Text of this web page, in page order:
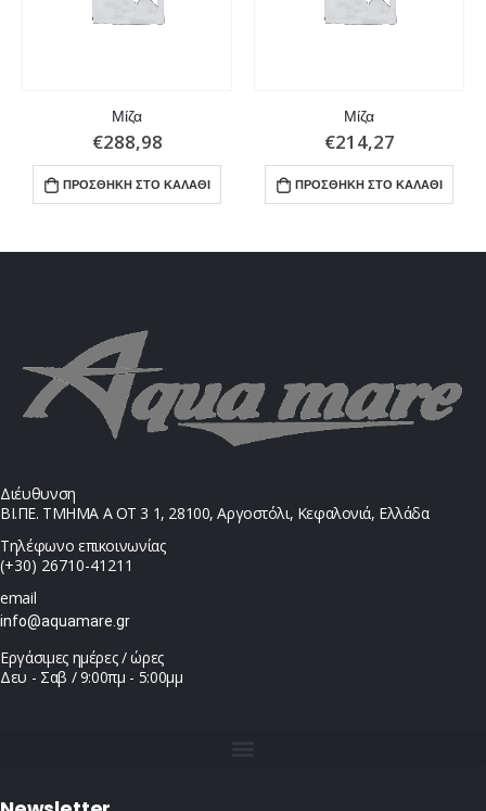
Μίζα
€288,98
ΠΡΟΣΘΉΚΗ ΣΤΟ ΚΑΛΆΘΙ
Μίζα
€214,27
ΠΡΟΣΘΉΚΗ ΣΤΟ ΚΑΛΆΘΙ
Διέυθυνση
ΒΙ.ΠΕ. ΤΜΗΜΑ Α ΟΤ 3 1, 28100, Αργοστόλι, Κεφαλονιά, Ελλάδα
Τηλέφωνο επικοινωνίας
(+30) 26710-41211
email
info@aquamare.gr
Εργάσιμες ημέρες / ώρες
Δευ - Σαβ / 9:00πμ - 5:00μμ